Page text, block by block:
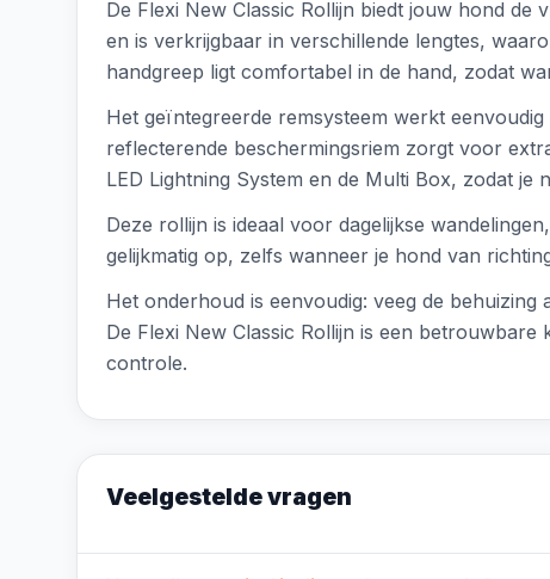
De Flexi New Classic Rollijn biedt jouw hond
en is verkrijgbaar in verschillende lengtes,
handgreep ligt comfortabel in de hand, zodat
Het geïntegreerde remsysteem werkt
reflecterende beschermingsriem zorgt voor
LED Lightning System en de Multi Box, zodat je
Deze rollijn is ideaal voor dagelijkse
gelijkmatig op, zelfs wanneer je hond van
Het onderhoud is eenvoudig: veeg de
De Flexi New Classic Rollijn is een
controle.
Veelgestelde vragen